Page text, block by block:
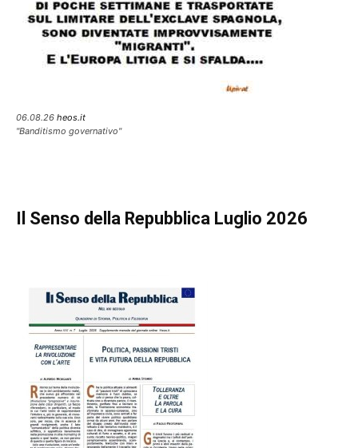
06.08.26 heos.it
"Banditismo governativo"
Il Senso della Repubblica Luglio 2026